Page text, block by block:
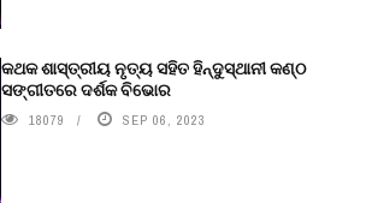
କଥକ ଶାସ୍ତ୍ରୀୟ ନୃତ୍ୟ ସହିତ ହିନ୍ଦୁସ୍ଥାନୀ କଣ୍ଠ
ସଙ୍ଗୀତରେ ଦର୍ଶକ ବିଭୋର
18079 SEP 06, 2023